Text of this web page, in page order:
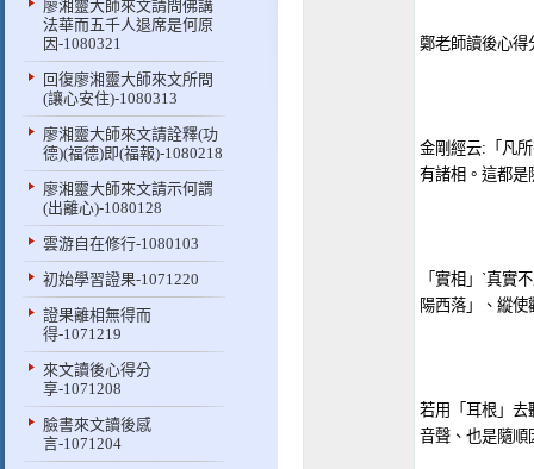
廖湘靈大師來文請問佛講
法華而五千人退席是何原
因-1080321
回復廖湘靈大師來文所問
(讓心安住)-1080313
廖湘靈大師來文請詮釋(功
德)(福德)即(福報)-1080218
廖湘靈大師來文請示何謂
(出離心)-1080128
雲游自在修行-1080103
初始學習證果-1071220
證果離相無得而
得-1071219
來文讀後心得分
享-1071208
臉書來文讀後感
言-1071204
鄭老師讀後心得
金剛經云:「凡
有諸相。這都是
「實相」ˋ真實
陽西落」、縱
若用「耳根」去
音聲、也是隨順